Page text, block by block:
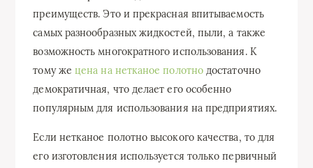
преимуществ. Это и прекрасная впитываемость
самых разнообразных жидкостей, пыли, а также
возможность многократного использования. К
тому жецена на нетканое полотнодостаточно
демократичная, что делает его особенно
популярным для использования на предприятиях.
Если нетканое полотно высокого качества, то для
его изготовления используется только первичный